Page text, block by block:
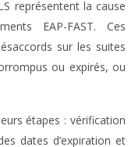
représentent la cause
EAP-FAST. Ces
sur les suites
ou expirés, ou
étapes : vérification
dates d’expiration et